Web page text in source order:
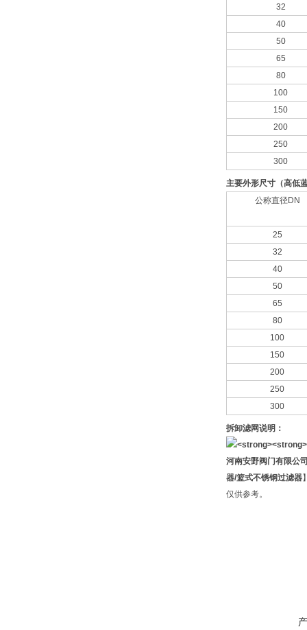
32
40
50
65
80
100
150
200
250
300
主要外形尺寸（高低
公称直径DN
25
32
40
50
65
80
100
150
200
250
300
拆卸滤网说明：
河南安野阀门有限公
器/篮式不锈钢过滤器
仅供参考。